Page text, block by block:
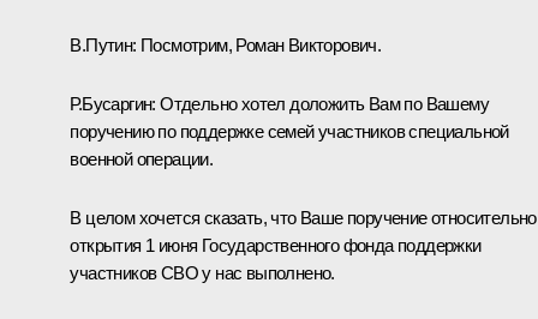
В.Путин: Посмотрим, Роман Викторович.
Р.Бусаргин: Отдельно хотел доложить Вам по Вашему
поручению по поддержке семей участников специальной
военной операции.
В целом хочется сказать, что Ваше поручение относительно
открытия 1 июня Государственного фонда поддержки
участников СВО у нас выполнено.